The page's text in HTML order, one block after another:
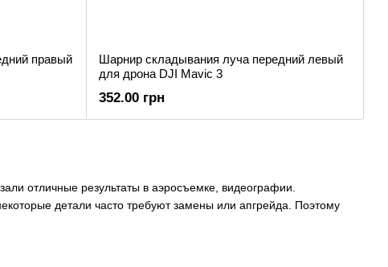
отличные результаты в аэросъемке, видеографии.
детали часто требуют замены или апгрейда. Поэтому
правый
Шарнир складывания луча передний левый
для дрона DJI Mavic 3
352.00 грн